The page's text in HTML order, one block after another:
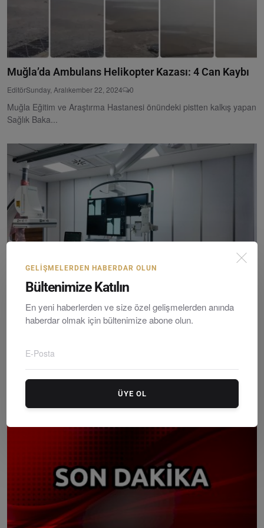
Muğla’da Ambulans Helikopter Kazası: 4 Can Kaybı
EditörSunday, Aralıkember 22, 2024 0
Muğla Eğitim ve Araştırma Hastanesi önündeki pistten kalkış yapan
Sağlık Baka...
Bodrum Devlet Hastanesi Anjiyografi Üniteleri
Devrey...
Sağlık Bakanlığı tarafından ilimiz Bodrum Devlet Hastanesi ve
Fethiye Devlet ...
GELIŞMELERDEN HABERDAR OLUN
Bültenimize Katılın
En yeni haberlerden ve size özel gelişmelerden anında
haberdar olmak için bültenimize abone olun.
ÜYE OL